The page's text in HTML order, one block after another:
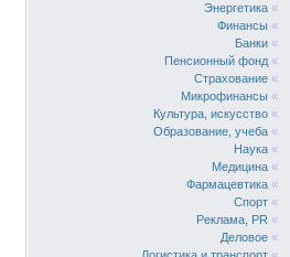
Энергетика «
Финансы «
Банки «
Пенсионный фонд «
Страхование «
Микрофинансы «
Культура, искусство «
Образование, учеба «
Наука «
Медицина «
Фармацевтика «
Спорт «
Реклама, PR «
Деловое «